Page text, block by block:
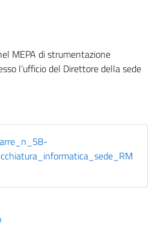
MEPA di strumentazione
l’ufficio del Direttore della sede